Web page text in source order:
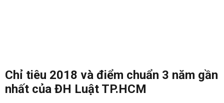
Chỉ tiêu 2018 và điểm chuẩn 3 năm gần
nhất của ĐH Luật TP.HCM